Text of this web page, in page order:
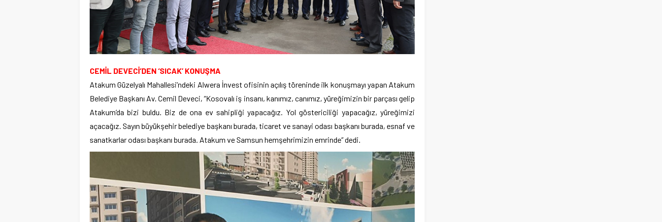
CEMİL DEVECİ’DEN ‘SICAK’ KONUŞMA
Atakum Güzelyalı Mahallesi’ndeki Alwera İnvest ofisinin açılış töreninde ilk konuşmayı yapan Atakum
Belediye Başkanı Av. Cemil Deveci, “Kosovalı iş insanı, kanımız, canımız, yüreğimizin bir parçası gelip
Atakum’da bizi buldu. Biz de ona ev sahipliği yapacağız. Yol göstericiliği yapacağız, yüreğimizi
açacağız. Sayın büyükşehir belediye başkanı burada, ticaret ve sanayi odası başkanı burada, esnaf ve
sanatkarlar odası başkanı burada. Atakum ve Samsun hemşehrimizin emrinde” dedi.